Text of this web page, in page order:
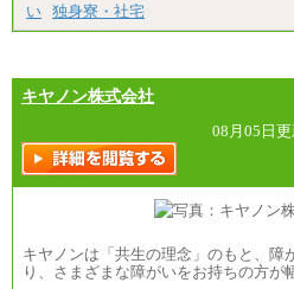
い 独身寮・社宅
キヤノン株式会社
08月05日
キヤノンは「共生の理念」のもと、障
り、さまざまな障がいをお持ちの方が